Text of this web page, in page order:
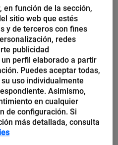
soluciones no corporativas
o un sinfín de
de calidad e integración
más que ayudando en
del día a día.
pedir, primero hay que
empresas nos den
para poder ser
locos abriendo
función de la sección,
sitio web que estés
y de terceros con fines
redes
publicidad
perfil elaborado a partir
Puedes aceptar todas,
uso individualmente
Asimismo,
en cualquier
de configuración. Si
más detallada, consulta